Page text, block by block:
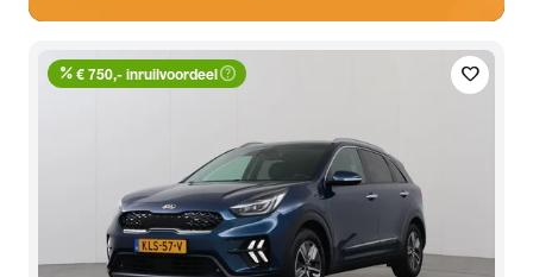
favorite
percent € 750,- inruilvoordeelhelp_outline